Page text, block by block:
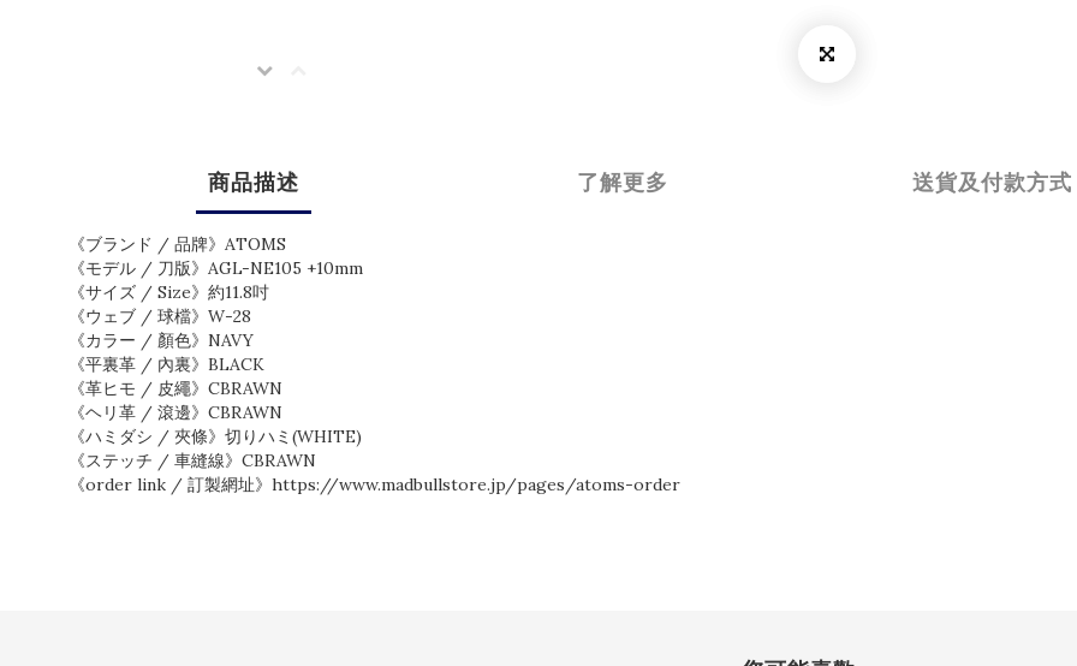
商品描述 了解更多 送貨及付款方式
《ブランド / 品牌》ATOMS
《モデル / 刀版》AGL-NE105 +10mm
《サイズ / Size》約11.8吋
《ウェブ / 球檔》W-28
《カラー / 顏色》NAVY
《平裏革 / 內裏》BLACK
《革ヒモ / 皮繩》CBRAWN
《ヘリ革 / 滾邊》CBRAWN
《ハミダシ / 夾條》切りハミ(WHITE)
《ステッチ / 車縫線》CBRAWN
《order link / 訂製網址》https://www.madbullstore.jp/pages/atoms-order